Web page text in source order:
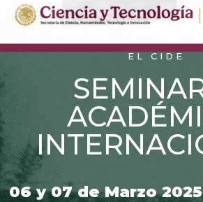
EL CIDE
06 y 07 de Marzo